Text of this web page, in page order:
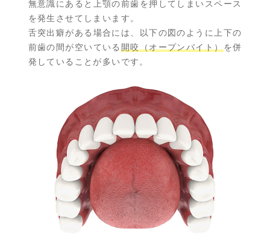
無意識にあると上顎の前歯を押してしまいスペース
を発生させてしまいます。
舌突出癖がある場合には、以下の図のように上下の
前歯の間が空いている 開咬（オープンバイト）を併
発していることが多いです。